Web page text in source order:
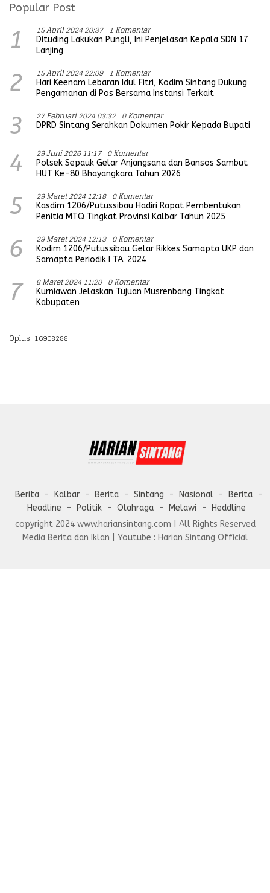
Popular Post
1 15 April 2024 20:37 1 Komentar
Dituding Lakukan Pungli, Ini Penjelasan Kepala SDN 17
Lanjing
2 15 April 2024 22:09 1 Komentar
Hari Keenam Lebaran Idul Fitri, Kodim Sintang Dukung
Pengamanan di Pos Bersama Instansi Terkait
3 27 Februari 2024 03:32 0 Komentar
DPRD Sintang Serahkan Dokumen Pokir Kepada Bupati
4 29 Juni 2026 11:17 0 Komentar
Polsek Sepauk Gelar Anjangsana dan Bansos Sambut
HUT Ke-80 Bhayangkara Tahun 2026
5 29 Maret 2024 12:18 0 Komentar
Kasdim 1206/Putussibau Hadiri Rapat Pembentukan
Penitia MTQ Tingkat Provinsi Kalbar Tahun 2025
6 29 Maret 2024 12:13 0 Komentar
Kodim 1206/Putussibau Gelar Rikkes Samapta UKP dan
Samapta Periodik I TA. 2024
7 6 Maret 2024 11:20 0 Komentar
Kurniawan Jelaskan Tujuan Musrenbang Tingkat
Kabupaten
Oplus_16908288
Berita Kalbar Berita Sintang Nasional
Berita
Headline
Politik Olahraga Melawi
Heddline
copyright 2024 www.hariansintang.com | All Rights Reserved
Media Berita dan Iklan | Youtube : Harian Sintang Official